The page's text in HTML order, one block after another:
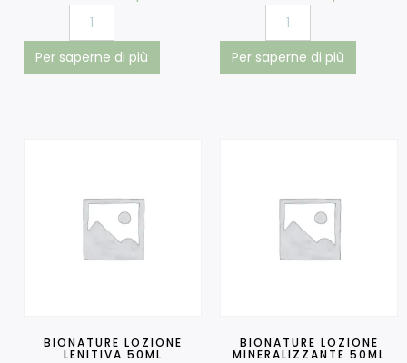
Per saperne di più Per saperne di più
BIONATURE LOZIONE
LENITIVA 50ML
BIONATURE LOZIONE
MINERALIZZANTE 50ML